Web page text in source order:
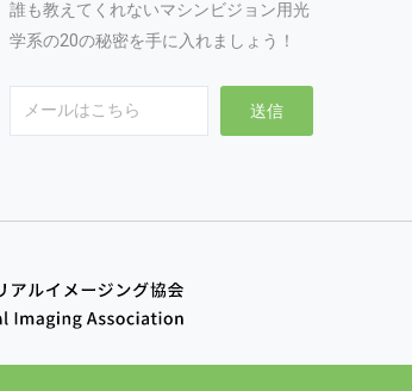
誰も教えてくれないマシンビジョン用光
学系の20の秘密を手に入れましょう！
Email 送信